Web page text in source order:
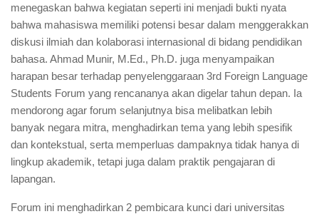
menegaskan bahwa kegiatan seperti ini menjadi bukti nyata
bahwa mahasiswa memiliki potensi besar dalam menggerakkan
diskusi ilmiah dan kolaborasi internasional di bidang pendidikan
bahasa. Ahmad Munir, M.Ed., Ph.D. juga menyampaikan
harapan besar terhadap penyelenggaraan 3rd Foreign Language
Students Forum yang rencananya akan digelar tahun depan. Ia
mendorong agar forum selanjutnya bisa melibatkan lebih
banyak negara mitra, menghadirkan tema yang lebih spesifik
dan kontekstual, serta memperluas dampaknya tidak hanya di
lingkup akademik, tetapi juga dalam praktik pengajaran di
lapangan.
Forum ini menghadirkan 2 pembicara kunci dari universitas